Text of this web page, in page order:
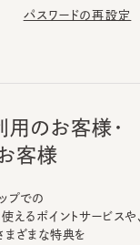
パスワードの再設定
用のお客様・
客様
プでの
えるポイントサービスや、
まざまな特典を